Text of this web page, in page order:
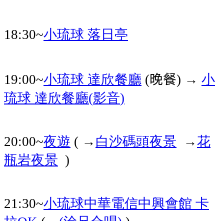
18:30~小琉球 落日亭
19:00~小琉球 達欣餐廳 (晚餐) → 小
琉球 達欣餐廳(影音)
20:00~夜遊 ( → 白沙碼頭夜景 →花
瓶岩夜景 )
21:30~小琉球中華電信中興會館 卡